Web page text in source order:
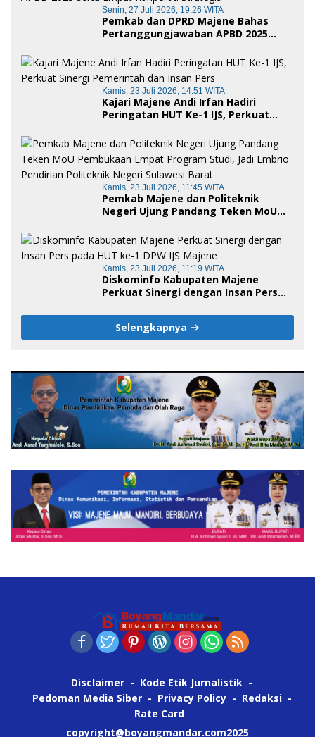
Senin, 27 Juli 2026, 19:26 WITA
Pemkab dan DPRD Majene Bahas
Pertanggungjawaban APBD 2025
Kamis, 23 Juli 2026, 14:51 WITA
Kajari Majene Andi Irfan Hadiri
Peringatan HUT Ke-1 IJS, Perkuat
Kamis, 23 Juli 2026, 11:45 WITA
Pemkab Majene dan Politeknik
Negeri Ujung Pandang Teken MoU
Jadi Embrio Pendirian Politeknik
Negeri Sulawesi Barat
Kamis, 23 Juli 2026, 11:19 WITA
Diskominfo Kabupaten Majene
Perkuat Sinergi dengan Insan Pers
Selengkapnya
Disclaimer
Kode Etik Jurnalistik
Pedoman Media Siber
Privacy Policy
Redaksi
Rate Card
copyright@boyangmandar.com2025